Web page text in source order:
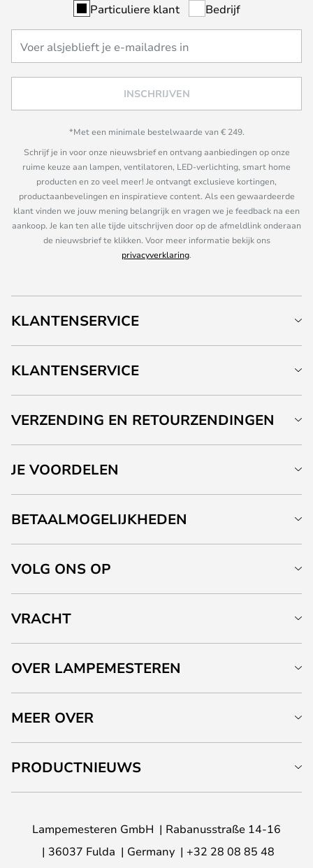
Particuliere klant Bedrijf
INSCHRIJVEN
*Met een minimale bestelwaarde van € 249.
Schrijf je in voor onze nieuwsbrief en ontvang aanbiedingen op onze
ruime keuze aan lampen, ventilatoren, LED-verlichting, smart home
producten en zo veel meer! Je ontvangt exclusieve kortingen,
productaanbevelingen en inspiratieve content. Als een gewaardeerde
klant vinden we jouw mening belangrijk en vragen we je feedback na een
aankoop. Je kan ten alle tijde uitschrijven door op de afmeldlink onderaan
de nieuwsbrief te klikken. Voor meer informatie bekijk ons
privacyverklaring.
KLANTENSERVICE
KLANTENSERVICE
VERZENDING EN RETOURZENDINGEN
JE VOORDELEN
BETAALMOGELIJKHEDEN
VOLG ONS OP
VRACHT
OVER LAMPEMESTEREN
MEER OVER
PRODUCTNIEUWS
Lampemesteren GmbH
Rabanusstraße 14-16
36037 Fulda
Germany
+32 28 08 85 48